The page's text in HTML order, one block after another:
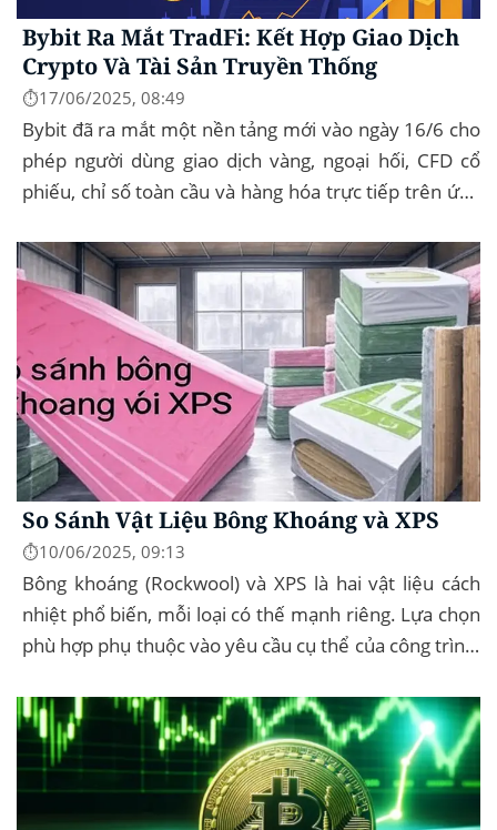
Bybit Ra Mắt TradFi: Kết Hợp Giao Dịch
Crypto Và Tài Sản Truyền Thống
⏱️17/06/2025, 08:49
Bybit đã ra mắt một nền tảng mới vào ngày 16/6 cho
phép người dùng giao dịch vàng, ngoại hối, CFD cổ
phiếu, chỉ số toàn cầu và hàng hóa trực tiếp trên ứng
So Sánh Vật Liệu Bông Khoáng và XPS
⏱️10/06/2025, 09:13
Bông khoáng (Rockwool) và XPS là hai vật liệu cách
nhiệt phổ biến, mỗi loại có thế mạnh riêng. Lựa chọn
phù hợp phụ thuộc vào yêu cầu cụ thể của công trình,